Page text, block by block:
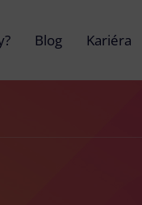
Blog Kariéra